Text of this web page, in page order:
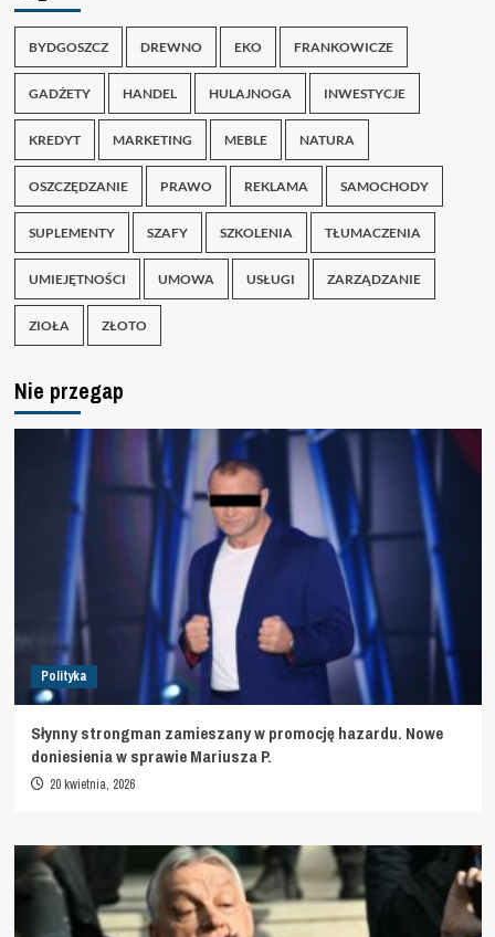
BYDGOSZCZ DREWNO EKO FRANKOWICZE
GADŻETY HANDEL HULAJNOGA INWESTYCJE
KREDYT MARKETING MEBLE NATURA
OSZCZĘDZANIE PRAWO REKLAMA SAMOCHODY
SUPLEMENTY SZAFY SZKOLENIA TŁUMACZENIA
UMIEJĘTNOŚCI UMOWA USŁUGI ZARZĄDZANIE
ZIOŁA ZŁOTO
Nie przegap
Polityka
Słynny strongman zamieszany w promocję hazardu. Nowe
doniesienia w sprawie Mariusza P.
20 kwietnia, 2026